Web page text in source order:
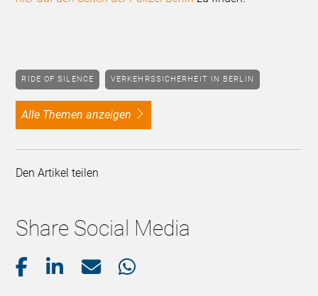
RIDE OF SILENCE VERKEHRSSICHERHEIT IN BERLIN
alle Themen anzeigen
Den Artikel teilen
Share Social Media